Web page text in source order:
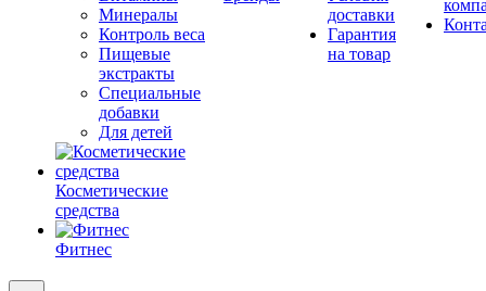
Минералы
Контроль веса
Пищевые
экстракты
Специальные
добавки
Для детей
Косметические
средства
Фитнес
доставки
Гарантия
на товар